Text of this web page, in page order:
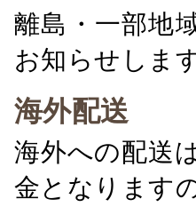
離島・一部地
お知らせします
海外配送
海外への配送
金となります